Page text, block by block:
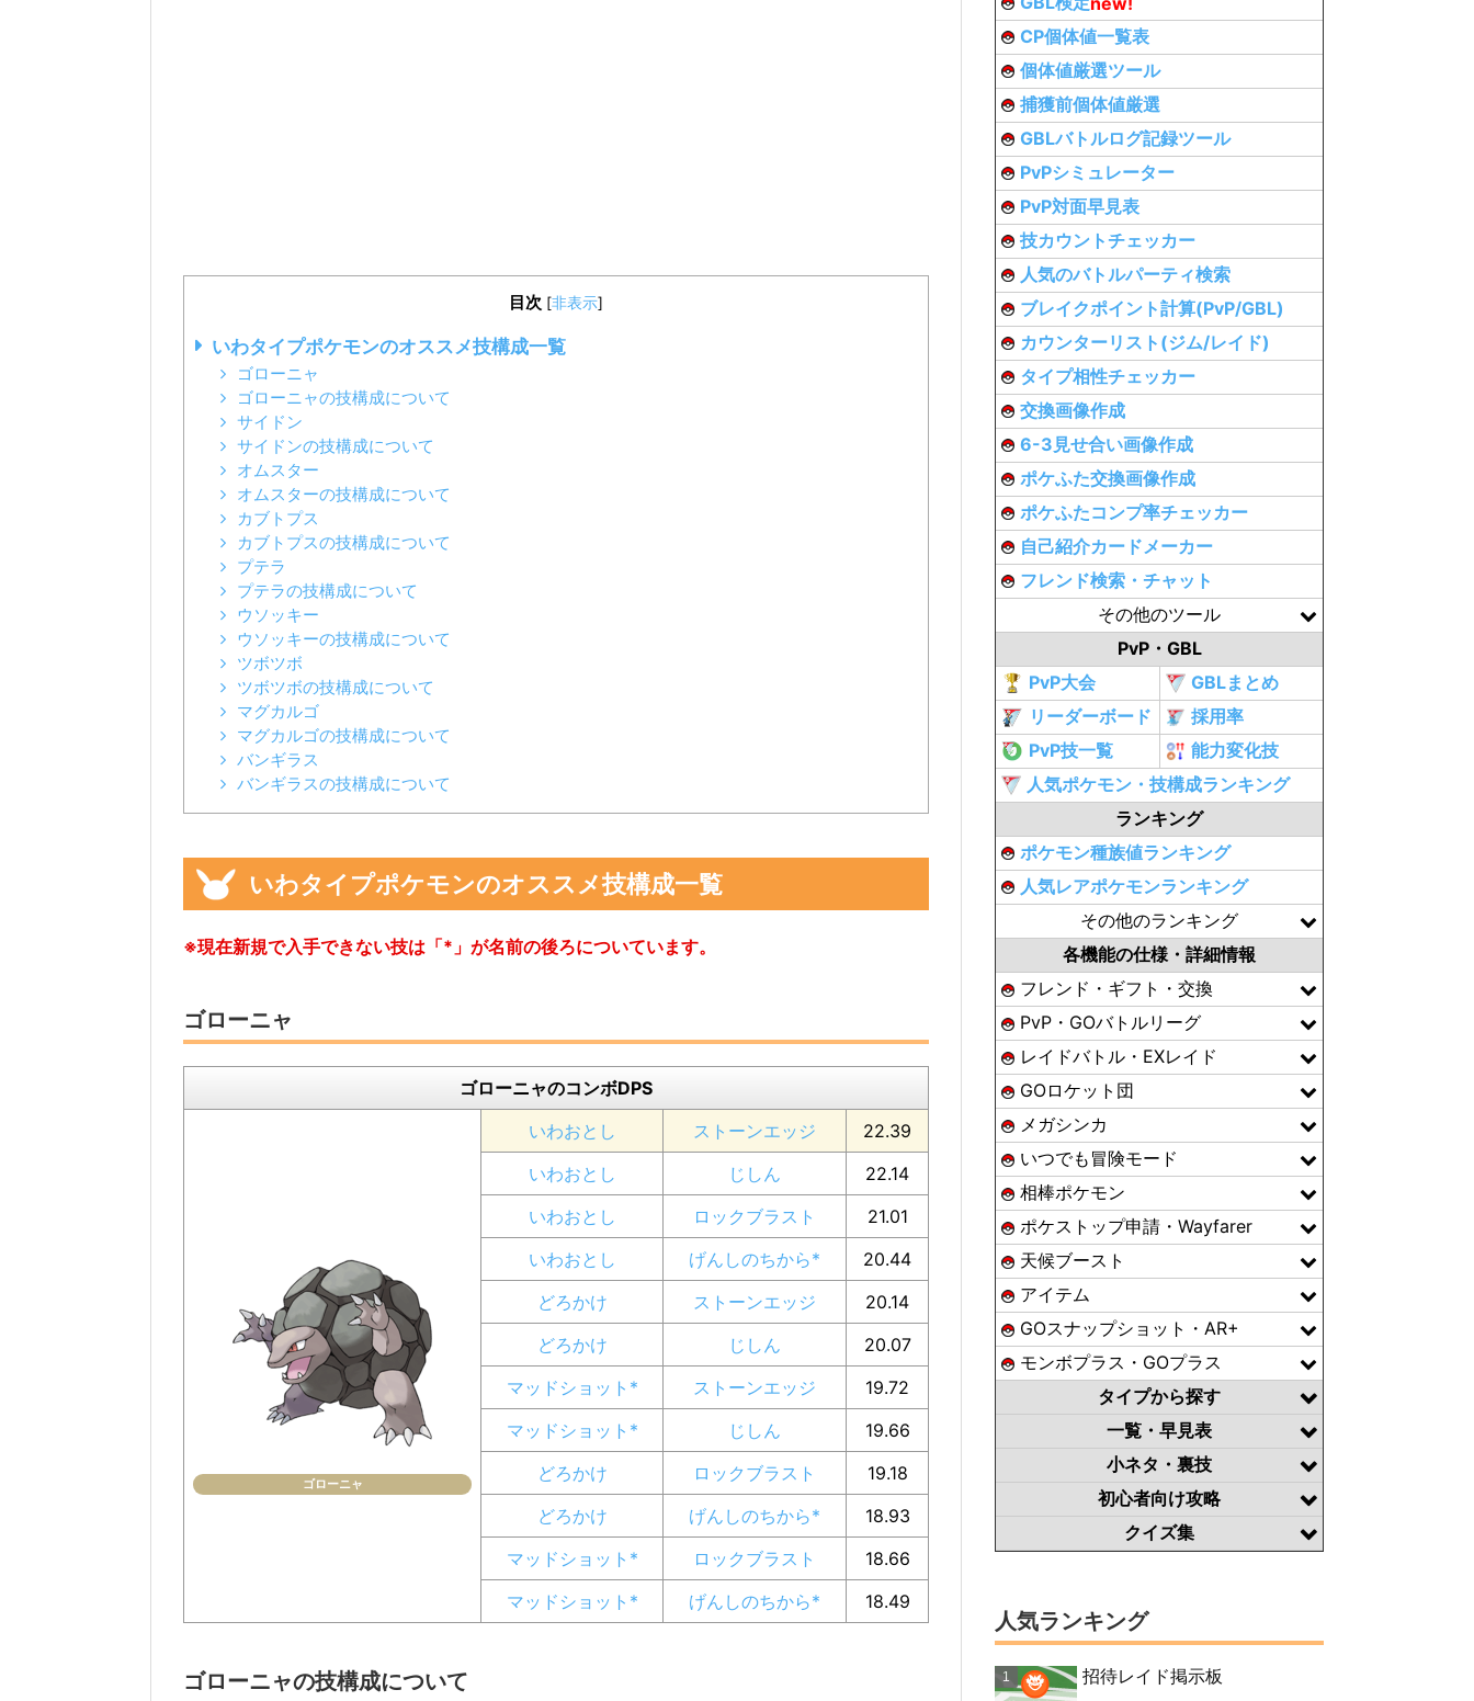
目次 [非表示]
いわタイプポケモンのオススメ技構成一覧
ゴローニャ
ゴローニャの技構成について
サイドン
サイドンの技構成について
オムスター
オムスターの技構成について
カブトプス
カブトプスの技構成について
プテラ
プテラの技構成について
ウソッキー
ウソッキーの技構成について
ツボツボ
ツボツボの技構成について
マグカルゴ
マグカルゴの技構成について
バンギラス
バンギラスの技構成について
いわタイプポケモンのオススメ技構成一覧
※現在新規で入手できない技は「*」が名前の後ろについています。
ゴローニャ
ゴローニャのコンボDPS
ゴローニャ
いわおとし ストーンエッジ
22.39
いわおとし
じしん
22.14
いわおとし
ロックブラスト
21.01
いわおとし
げんしのちから*
20.44
どろかけ
ストーンエッジ
20.14
どろかけ
じしん
20.07
マッドショット*
ストーンエッジ
19.72
マッドショット*
じしん
19.66
どろかけ
ロックブラスト
19.18
どろかけ
げんしのちから*
18.93
マッドショット*
ロックブラスト
18.66
マッドショット*
げんしのちから* 18.49
ゴローニャの技構成について
CP個体値一覧表
個体値厳選ツール
捕獲前個体値厳選
GBLバトルログ記録ツール
PvPシミュレーター
PvP対面早見表
技カウントチェッカー
人気のバトルパーティ検索
ブレイクポイント計算(PvP/GBL)
カウンターリスト(ジム/レイド)
タイプ相性チェッカー
交換画像作成
6-3見せ合い画像作成
ポケふた交換画像作成
ポケふたコンプ率チェッカー
自己紹介カードメーカー
フレンド検索・チャット
その他のツール
PvP・GBL
PvP大会
GBLまとめ
リーダーボード
採用率
PvP技一覧
能力変化技
人気ポケモン・技構成ランキング
ランキング
ポケモン種族値ランキング
人気レアポケモンランキング
その他のランキング
各機能の仕様・詳細情報
フレンド・ギフト・交換
PvP・GOバトルリーグ
レイドバトル・EXレイド
GOロケット団
メガシンカ
いつでも冒険モード
相棒ポケモン
ポケストップ申請・Wayfarer
天候ブースト
アイテム
GOスナップショット・AR+
モンボプラス・GOプラス
タイプから探す
一覧・早見表
小ネタ・裏技
初心者向け攻略
クイズ集
人気ランキング
招待レイド掲示板